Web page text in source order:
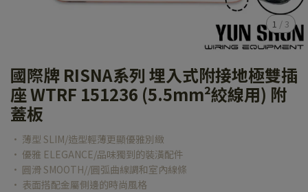
1 / 3
國際牌 RISNA系列 埋入式附接地極雙插
座 WTRF 151236 (5.5mm²絞線用) 附
蓋板
• 薄型 SLIM/造型輕薄更顯優雅別緻
• 優雅 ELEGANCE/品味獨到的裝潢配件
• 圓滑 SMOOTH//圓弧曲線調和室內線條
• 表面搭配金屬側邊的時尚風格